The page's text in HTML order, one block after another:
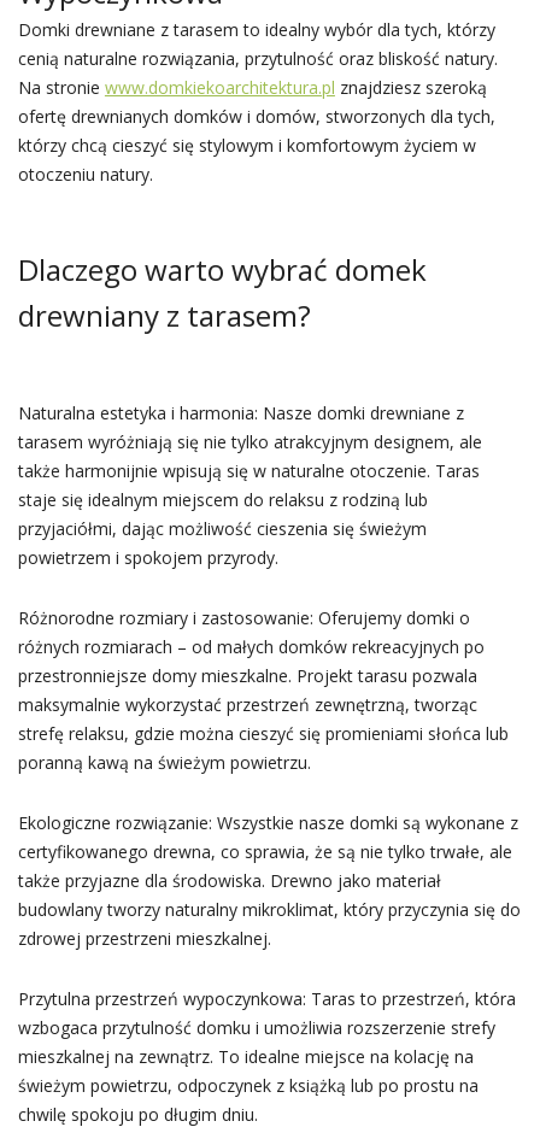
Domki drewniane z tarasem to idealny wybór dla tych, którzy
cenią naturalne rozwiązania, przytulność oraz bliskość natury.
Na stronie www.domkiekoarchitektura.pl znajdziesz szeroką
ofertę drewnianych domków i domów, stworzonych dla tych,
którzy chcą cieszyć się stylowym i komfortowym życiem w
otoczeniu natury.
Dlaczego warto wybrać domek
drewniany z tarasem?
Naturalna estetyka i harmonia: Nasze domki drewniane z
tarasem wyróżniają się nie tylko atrakcyjnym designem, ale
także harmonijnie wpisują się w naturalne otoczenie. Taras
staje się idealnym miejscem do relaksu z rodziną lub
przyjaciółmi, dając możliwość cieszenia się świeżym
powietrzem i spokojem przyrody.
Różnorodne rozmiary i zastosowanie: Oferujemy domki o
różnych rozmiarach – od małych domków rekreacyjnych po
przestronniejsze domy mieszkalne. Projekt tarasu pozwala
maksymalnie wykorzystać przestrzeń zewnętrzną, tworząc
strefę relaksu, gdzie można cieszyć się promieniami słońca lub
poranną kawą na świeżym powietrzu.
Ekologiczne rozwiązanie: Wszystkie nasze domki są wykonane z
certyfikowanego drewna, co sprawia, że są nie tylko trwałe, ale
także przyjazne dla środowiska. Drewno jako materiał
budowlany tworzy naturalny mikroklimat, który przyczynia się do
zdrowej przestrzeni mieszkalnej.
Przytulna przestrzeń wypoczynkowa: Taras to przestrzeń, która
wzbogaca przytulność domku i umożliwia rozszerzenie strefy
mieszkalnej na zewnątrz. To idealne miejsce na kolację na
świeżym powietrzu, odpoczynek z książką lub po prostu na
chwilę spokoju po długim dniu.